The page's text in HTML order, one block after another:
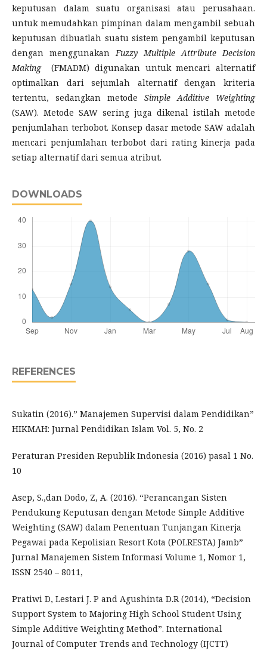
keputusan dalam suatu organisasi atau perusahaan.
untuk memudahkan pimpinan dalam mengambil sebuah
keputusan dibuatlah suatu sistem pengambil keputusan
dengan menggunakanFuzzy Multiple Attribute Decision
Making(FMADM) digunakan untuk mencari alternatif
optimalkan dari sejumlah alternatif dengan kriteria
tertentu, sedangkan metode Simple Additive Weighting
(SAW). Metode SAW sering juga dikenal istilah metode
penjumlahan terbobot. Konsep dasar metode SAW adalah
mencari penjumlahan terbobot dari rating kinerja pada
setiap alternatif dari semua atribut.
DOWNLOADS
REFERENCES
Sukatin (2016).” Manajemen Supervisi dalam Pendidikan”
HIKMAH: Jurnal Pendidikan Islam Vol. 5, No. 2
Peraturan Presiden Republik Indonesia (2016) pasal 1 No.
10
Asep, S.,dan Dodo, Z, A. (2016). “Perancangan Sisten
Pendukung Keputusan dengan Metode Simple Additive
Weighting (SAW) dalam Penentuan Tunjangan Kinerja
Pegawai pada Kepolisian Resort Kota (POLRESTA) Jamb”
Jurnal Manajemen Sistem Informasi Volume 1, Nomor 1,
ISSN 2540 – 8011,
Pratiwi D, Lestari J. P and Agushinta D.R (2014), “Decision
Support System to Majoring High School Student Using
Simple Additive Weighting Method”. International
Journal of Computer Trends and Technology (IJCTT)